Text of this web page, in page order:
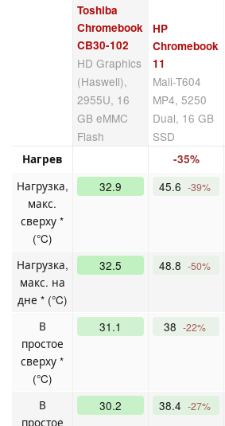
Toshiba
Chromebook
CB30-102
HD Graphics
(Haswell),
2955U, 16
GB eMMC
Flash
HP
Chromebook
11
Mali-T604
MP4, 5250
Dual, 16 GB
SSD
Нагрев -35%
Нагрузка,
макс.
сверху *
(°C)
32.9 45.6 -39%
Нагрузка,
макс. на
дне * (°C)
32.5 48.8 -50%
В
простое
сверху *
(°C)
31.1 38 -22%
В
простое
30.2 38.4 -27%